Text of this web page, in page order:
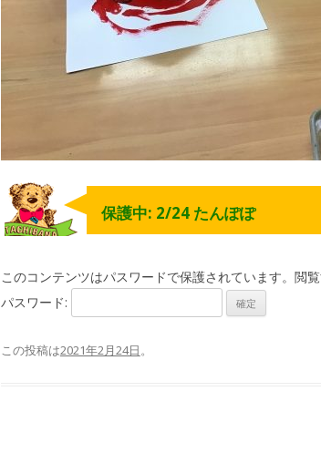
保護中: 2/24 たんぽぽ
このコンテンツはパスワードで保護されています。閲
パスワード:
この投稿は2021年2月24日。